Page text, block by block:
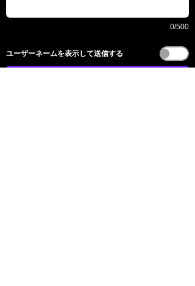
0/500
​ユーザーネームを表示して送信する